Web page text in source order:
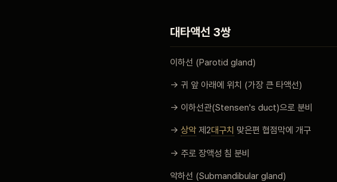
치과 백과사전
자주 묻는 질문
회원가입 / 로그인
대타액선 3쌍
이하선 (Parotid gland)
→ 귀 앞 아래에 위치 (가장 큰 타액선)
→ 이하선관(Stensen's duct)으로 분비
→ 상악 제2대구치 맞은편 협점막에 개구
→ 주로 장액성 침 분비
악하선 (Submandibular gland)